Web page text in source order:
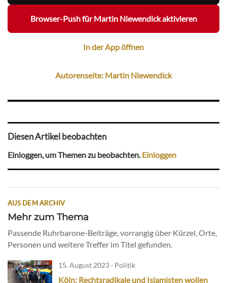
Browser-Push für Martin Niewendick aktivieren
In der App öffnen
Autorenseite: Martin Niewendick
Diesen Artikel beobachten
Einloggen, um Themen zu beobachten.Einloggen
AUS DEM ARCHIV
Mehr zum Thema
Passende Ruhrbarone-Beiträge, vorrangig über Kürzel, Orte,
Personen und weitere Treffer im Titel gefunden.
15. August 2023 · Politik
Köln: Rechtsradikale und Islamisten wollen